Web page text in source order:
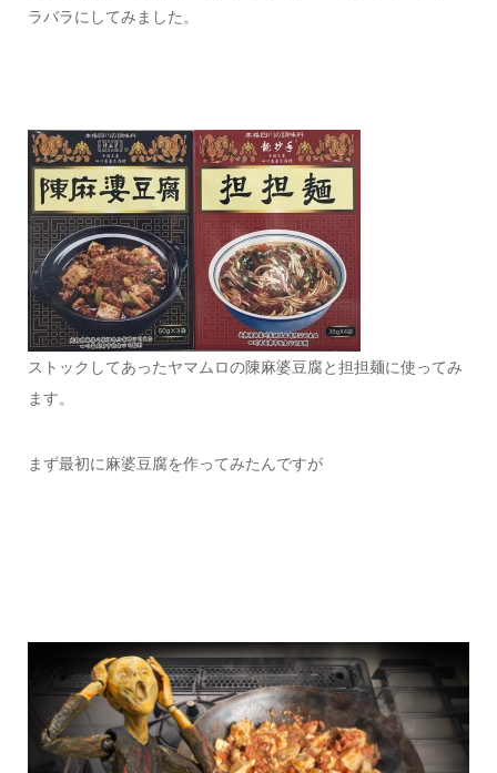
ラバラにしてみました。
ストックしてあったヤマムロの陳麻婆豆腐と担担麺に使ってみ
ます。
まず最初に麻婆豆腐を作ってみたんですが